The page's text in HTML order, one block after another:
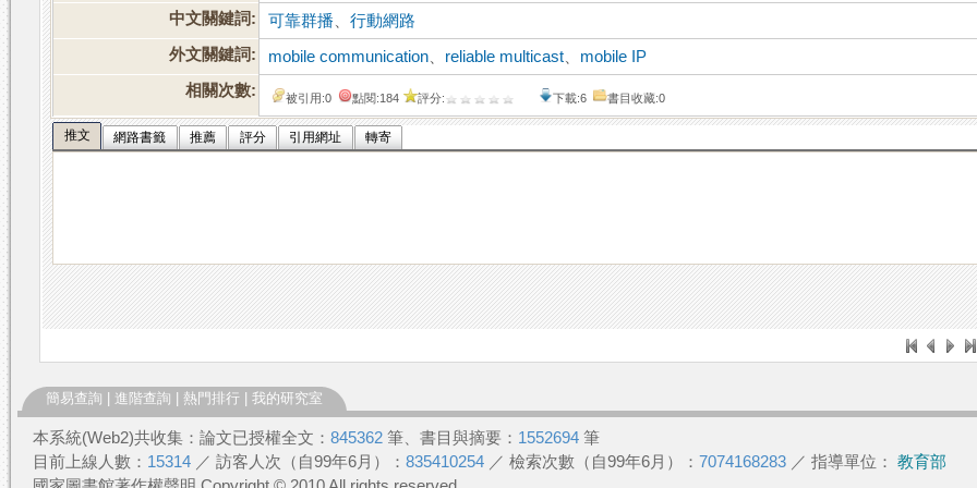
中文關鍵詞: 可靠群播 、行動網路
外文關鍵詞:
mobile communication reliable multicast
mobile IP
相關次數:
被引用:0 點閱:184 評分: 下載:6 書目收藏:0
推文 網路書籤 推薦 評分 引用網址 轉寄
簡易查詢 進階查詢 熱門排行 我的研究室
本系統(Web2)共收集：論文已授權全文： 845362 筆、書目與摘要： 1552694 筆
目前上線人數： 15314 ／ 訪客人次（自99年6月）： 835410254 ／ 檢索次數（自99年6月）： 7074168283 ／ 指導單位： 教育部